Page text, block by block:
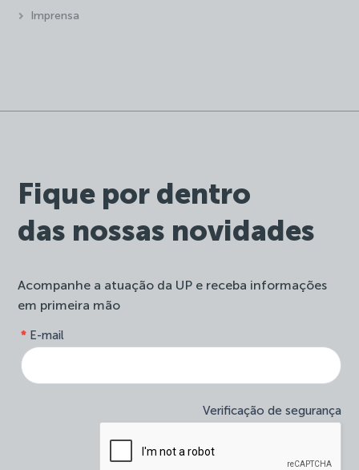
Fique por dentro
das nossas novidades
Acompanhe a atuação da UP e receba informações
em primeira mão
site-
newsletter
E-mail
*
Verificação de segurança
você
é
humano,
este
campo
branco.
Imprensa